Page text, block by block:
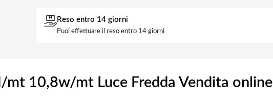
Reso entro 14 giorni
Puoi effettuare il reso entro 14 giorni
mt 10,8w/mt Luce Fredda Vendita online